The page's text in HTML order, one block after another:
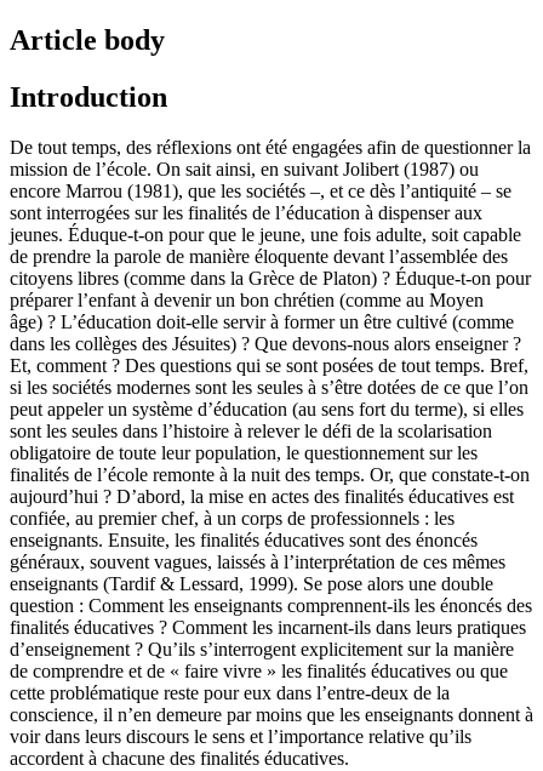
Article body
Introduction
De tout temps, des réflexions ont été engagées afin de questionner la
mission de l’école. On sait ainsi, en suivant Jolibert (1987) ou
encore Marrou (1981), que les sociétés –, et ce dès l’antiquité – se
sont interrogées sur les finalités de l’éducation à dispenser aux
jeunes. Éduque-t-on pour que le jeune, une fois adulte, soit capable
de prendre la parole de manière éloquente devant l’assemblée des
citoyens libres (comme dans la Grèce de Platon) ? Éduque-t-on pour
préparer l’enfant à devenir un bon chrétien (comme au Moyen
âge) ? L’éducation doit-elle servir à former un être cultivé (comme
dans les collèges des Jésuites) ? Que devons-nous alors enseigner ?
Et, comment ? Des questions qui se sont posées de tout temps. Bref,
si les sociétés modernes sont les seules à s’être dotées de ce que l’on
peut appeler un système d’éducation (au sens fort du terme), si elles
sont les seules dans l’histoire à relever le défi de la scolarisation
obligatoire de toute leur population, le questionnement sur les
finalités de l’école remonte à la nuit des temps. Or, que constate-t-on
aujourd’hui ? D’abord, la mise en actes des finalités éducatives est
confiée, au premier chef, à un corps de professionnels : les
enseignants. Ensuite, les finalités éducatives sont des énoncés
généraux, souvent vagues, laissés à l’interprétation de ces mêmes
enseignants (Tardif & Lessard, 1999). Se pose alors une double
question : Comment les enseignants comprennent-ils les énoncés des
finalités éducatives ? Comment les incarnent-ils dans leurs pratiques
d’enseignement ? Qu’ils s’interrogent explicitement sur la manière
de comprendre et de « faire vivre » les finalités éducatives ou que
cette problématique reste pour eux dans l’entre-deux de la
conscience, il n’en demeure par moins que les enseignants donnent à
voir dans leurs discours le sens et l’importance relative qu’ils
accordent à chacune des finalités éducatives.